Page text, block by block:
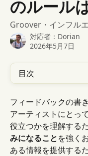
のルール
Groover・インフル
対応者： Dorian
2026年5月7日
目次
フィードバックの書
アーティストにとっ
役立つかを理解するた
みになることを強く
ある情報を提供する